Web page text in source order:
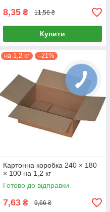
8,35 ₴ 11,56 ₴
Купити
на 1,2 кг –21%
Картонна коробка 240 × 180
× 100 на 1,2 кг
Готово до відправки
7,63 ₴ 9,66 ₴